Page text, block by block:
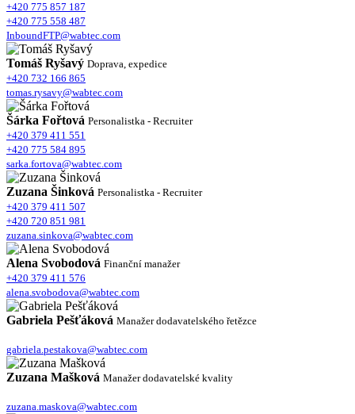
+420 775 857 187
+420 775 558 487
InboundFTP@wabtec.com
Tomáš Ryšavý Doprava, expedice
+420 732 166 865
tomas.rysavy@wabtec.com
Šárka Fořtová Personalistka - Recruiter
+420 379 411 551
+420 775 584 895
sarka.fortova@wabtec.com
Zuzana Šinková Personalistka - Recruiter
+420 379 411 507
+420 720 851 981
zuzana.sinkova@wabtec.com
Alena Svobodová Finanční manažer
+420 379 411 576
alena.svobodova@wabtec.com
Gabriela Pešťáková Manažer dodavatelského řetězce
gabriela.pestakova@wabtec.com
Zuzana Mašková Manažer dodavatelské kvality
zuzana.maskova@wabtec.com